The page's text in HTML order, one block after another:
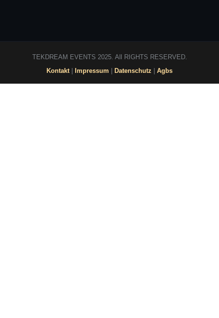
TEKDREAM EVENTS 2025. All RIGHTS RESERVED.
Kontakt| Impressum Datenschutz Agbs